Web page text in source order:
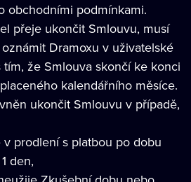
obchodními podmínkami.
přeje ukončit Smlouvu, musí
Dramoxu v uživatelské
tím, že Smlouva skončí ke konci
kalendářního měsíce.
ukončit Smlouvu v případě,
v prodlení s platbou po dobu
den,